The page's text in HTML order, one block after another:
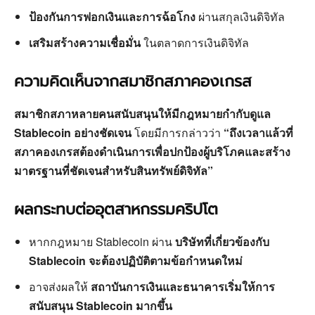
ป้องกันการฟอกเงินและการฉ้อโกง ผ่านสกุลเงินดิจิทัล
เสริมสร้างความเชื่อมั่นในตลาดการเงินดิจิทัล
ความคิดเห็นจากสมาชิกสภาคองเกรส
สมาชิกสภาหลายคนสนับสนุนให้มีกฎหมายกำกับดูแล
Stablecoin อย่างชัดเจนโดยมีการกล่าวว่า “ถึงเวลาแล้วที่
สภาคองเกรสต้องดำเนินการเพื่อปกป้องผู้บริโภคและสร้าง
มาตรฐานที่ชัดเจนสำหรับสินทรัพย์ดิจิทัล”
ผลกระทบต่ออุตสาหกรรมคริปโต
หากกฎหมาย Stablecoin ผ่านบริษัทที่เกี่ยวข้องกับ
Stablecoin จะต้องปฏิบัติตามข้อกำหนดใหม่
อาจส่งผลให้ สถาบันการเงินและธนาคารเริ่มให้การ
สนับสนุน Stablecoin มากขึ้น